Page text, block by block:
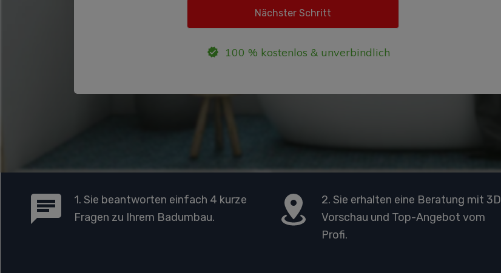
100 % kostenlos & unverbindlich
1. Sie beantworten einfach 4 kurze
Fragen zu Ihrem Badumbau.
2. Sie erhalten eine Beratung mit 3D
Vorschau und Top-Angebot vom
Profi.